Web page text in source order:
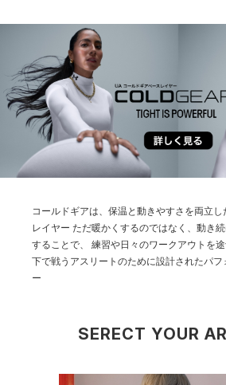
コールドギアは、保温と動きやすさを両立
レイヤー ただ暖かくするのではなく、動き
することで、
練習や日々のワークアウトを
下で戦うアスリートのために設計されたパ
ー
SERECT YOUR